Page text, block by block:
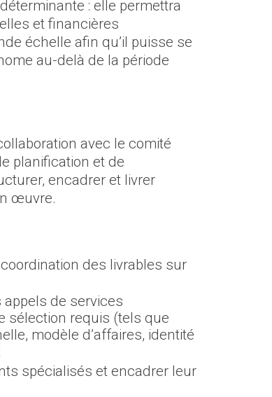
: elle permettra
et financières
échelle afin qu’il puisse se
au-delà de la période
avec le comité
planification et de
encadrer et livrer
œuvre.
des livrables sur
de services
sélection requis (tels que
modèle d’affaires, identité
spécialisés et encadrer leur